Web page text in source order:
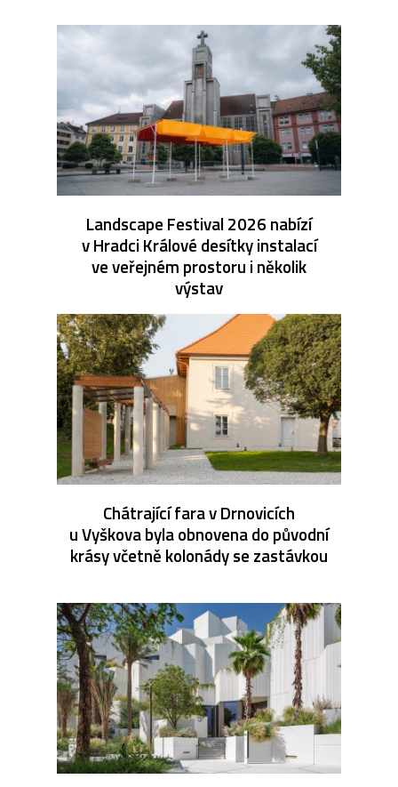
Landscape Festival 2026 nabízí
v Hradci Králové desítky instalací
ve veřejném prostoru i několik
výstav
Chátrající fara v Drnovicích
u Vyškova byla obnovena do původní
krásy včetně kolonády se zastávkou